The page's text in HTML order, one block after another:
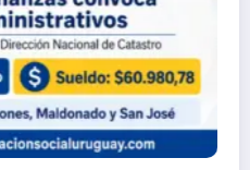
LLAMADOS A CONCURSO